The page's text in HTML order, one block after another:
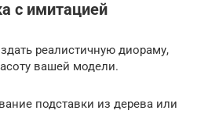
с имитацией
реалистичную диораму,
вашей модели.
подставки из дерева или